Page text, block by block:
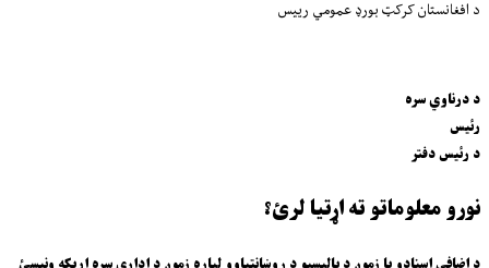
د افغانستان کرکټ بورډ عمومي رییس
د درناوي سره
رئیس
د رئیس دفتر
نورو معلوماتو ته اړتیا لرئ؟